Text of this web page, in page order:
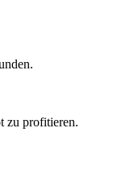
zu profitieren.